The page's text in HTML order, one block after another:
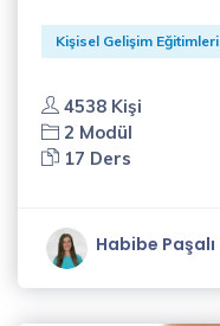
Kişisel Gelişim Eğitimleri
4538 Kişi
2 Modül
17 Ders
Habibe Paşalı